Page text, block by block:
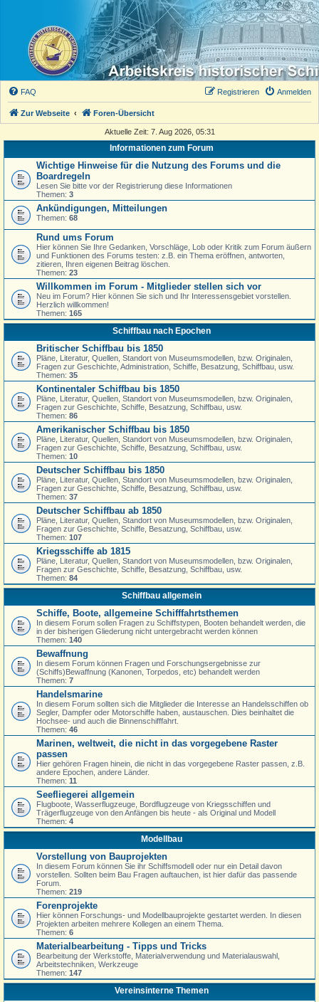
FAQ Anmelden
Registrieren
Zur Webseite Foren-Übersicht
Aktuelle Zeit: 7. Aug 2026, 05:31
Informationen zum Forum
Wichtige Hinweise für die Nutzung des Forums und die
Boardregeln
Lesen Sie bitte vor der Registrierung diese Informationen
Themen: 3
Ankündigungen, Mitteilungen
Themen: 68
Rund ums Forum
Hier können Sie Ihre Gedanken, Vorschläge, Lob oder Kritik zum Forum äußern
und Funktionen des Forums testen: z.B. ein Thema eröffnen, antworten,
zitieren, Ihren eigenen Beitrag löschen.
Themen: 23
Willkommen im Forum - Mitglieder stellen sich vor
Neu im Forum? Hier können Sie sich und Ihr Interessensgebiet vorstellen.
Herzlich willkommen!
Themen: 165
Schiffbau nach Epochen
Britischer Schiffbau bis 1850
Pläne, Literatur, Quellen, Standort von Museumsmodellen, bzw. Originalen,
Fragen zur Geschichte, Administration, Schiffe, Besatzung, Schiffbau, usw.
Themen: 35
Kontinentaler Schiffbau bis 1850
Pläne, Literatur, Quellen, Standort von Museumsmodellen, bzw. Originalen,
Fragen zur Geschichte, Schiffe, Besatzung, Schiffbau, usw.
Themen: 86
Amerikanischer Schiffbau bis 1850
Pläne, Literatur, Quellen, Standort von Museumsmodellen, bzw. Originalen,
Fragen zur Geschichte, Schiffe, Besatzung, Schiffbau, usw.
Themen: 10
Deutscher Schiffbau bis 1850
Pläne, Literatur, Quellen, Standort von Museumsmodellen, bzw. Originalen,
Fragen zur Geschichte, Schiffe, Besatzung, Schiffbau, usw.
Themen: 37
Deutscher Schiffbau ab 1850
Pläne, Literatur, Quellen, Standort von Museumsmodellen, bzw. Originalen,
Fragen zur Geschichte, Schiffe, Besatzung, Schiffbau, usw.
Themen: 107
Kriegsschiffe ab 1815
Pläne, Literatur, Quellen, Standort von Museumsmodellen, bzw. Originalen,
Fragen zur Geschichte, Schiffe, Besatzung, Schiffbau, usw.
Themen: 84
Schiffbau allgemein
Schiffe, Boote, allgemeine Schifffahrtsthemen
In diesem Forum sollen Fragen zu Schiffstypen, Booten behandelt werden, die
in der bisherigen Gliederung nicht untergebracht werden können
Themen: 140
Bewaffnung
In diesem Forum können Fragen und Forschungsergebnisse zur
(Schiffs)Bewaffnung (Kanonen, Torpedos, etc) behandelt werden
Themen: 7
Handelsmarine
In diesem Forum sollten sich die Mitglieder die Interesse an Handelsschiffen ob
Segler, Dampfer oder Motorschiffe haben, austauschen. Dies beinhaltet die
Hochsee- und auch die Binnenschifffahrt.
Themen: 46
Marinen, weltweit, die nicht in das vorgegebene Raster
passen
Hier gehören Fragen hinein, die nicht in das vorgegebene Raster passen, z.B.
andere Epochen, andere Länder.
Themen: 11
Seefliegerei allgemein
Flugboote, Wasserflugzeuge, Bordflugzeuge von Kriegsschiffen und
Trägerflugzeuge von den Anfängen bis heute - als Original und Modell
Themen: 4
Modellbau
Vorstellung von Bauprojekten
In diesem Forum können Sie ihr Schiffsmodell oder nur ein Detail davon
vorstellen. Sollten beim Bau Fragen auftauchen, ist hier dafür das passende
Forum.
Themen: 219
Forenprojekte
Hier können Forschungs- und Modellbauprojekte gestartet werden. In diesen
Projekten arbeiten mehrere Kollegen an einem Thema.
Themen: 6
Materialbearbeitung - Tipps und Tricks
Bearbeitung der Werkstoffe, Materialverwendung und Materialauswahl,
Arbeitstechniken, Werkzeuge
Themen: 147
Vereinsinterne Themen